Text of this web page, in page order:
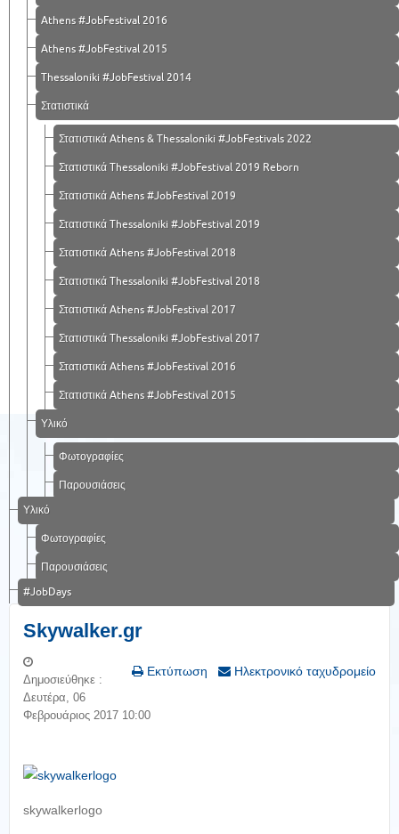
Athens #JobFestival 2016
Athens #JobFestival 2015
Thessaloniki #JobFestival 2014
Στατιστικά
Στατιστικά Athens & Thessaloniki #JobFestivals 2022
Στατιστικά Thessaloniki #JobFestival 2019 Reborn
Στατιστικά Athens #JobFestival 2019
Στατιστικά Thessaloniki #JobFestival 2019
Στατιστικά Athens #JobFestival 2018
Στατιστικά Thessaloniki #JobFestival 2018
Στατιστικά Athens #JobFestival 2017
Στατιστικά Thessaloniki #JobFestival 2017
Στατιστικά Athens #JobFestival 2016
Στατιστικά Athens #JobFestival 2015
Υλικό
Φωτογραφίες
Παρουσιάσεις
Υλικό
Φωτογραφίες
Παρουσιάσεις
#JobDays
Skywalker.gr
Εκτύπωση Ηλεκτρονικό ταχυδρομείο
Δημοσιεύθηκε :
Δευτέρα, 06
Φεβρουάριος 2017 10:00
skywalkerlogo